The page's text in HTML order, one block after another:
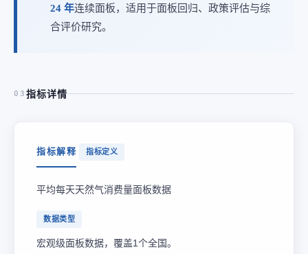
24 年连续面板，适用于面板回归、政策评估与综
合评价研究。
03 指标详情
指标解释 指标定义
平均每天天然气消费量面板数据
数据类型
宏观级面板数据，覆盖1个全国。